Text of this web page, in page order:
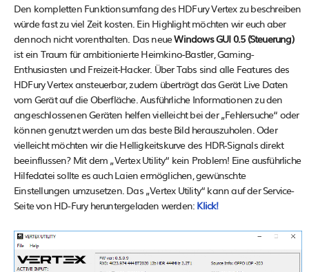
Den kompletten Funktionsumfang des HDFury Vertex zu beschreiben
würde fast zu viel Zeit kosten. Ein Highlight möchten wir euch aber
dennoch nicht vorenthalten. Das neueWindows GUI 0.5 (Steuerung)
ist ein Traum für ambitionierte Heimkino-Bastler, Gaming-
Enthusiasten und Freizeit-Hacker. Über Tabs sind alle Features des
HDFury Vertex ansteuerbar, zudem überträgt das Gerät Live Daten
vom Gerät auf die Oberfläche. Ausführliche Informationen zu den
angeschlossenen Geräten helfen vielleicht bei der „Fehlersuche“ oder
können genutzt werden um das beste Bild herauszuholen. Oder
vielleicht möchten wir die Helligkeitskurve des HDR-Signals direkt
beeinflussen? Mit dem „Vertex Utility“ kein Problem! Eine ausführliche
Hilfedatei sollte es auch Laien ermöglichen, gewünschte
Einstellungen umzusetzen. Das „Vertex Utility“ kann auf der Service-
Seite von HD-Fury heruntergeladen werden: Klick!